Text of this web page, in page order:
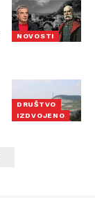
NOVOSTI
DRUŠTVO
IZDVOJENO